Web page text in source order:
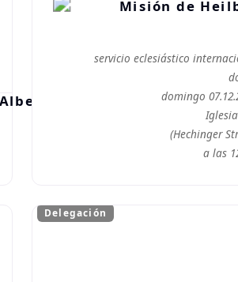
servicio eclesiástico
domingo
(Hechinger
a las
Delegación